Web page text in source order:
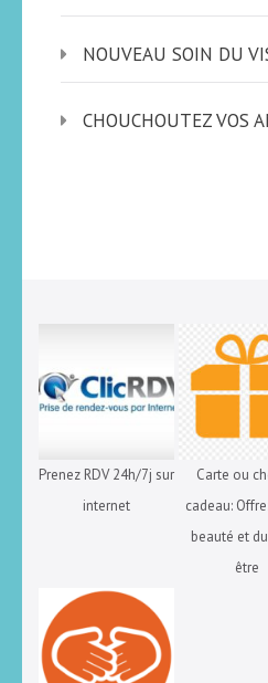
NOUVEAU SOIN DU
CHOUCHOUTEZ VOS
Prenez RDV 24h/7j sur
internet
Carte ou
cadeau:
beauté et
être